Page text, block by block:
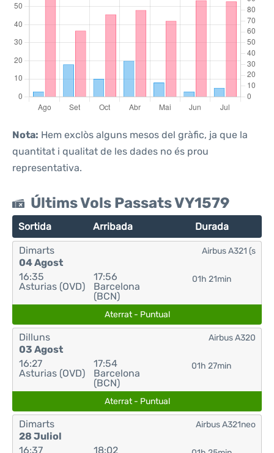
Nota: Hem exclòs alguns mesos del gràfic, ja que la
quantitat i qualitat de les dades no és prou
representativa.
Últims Vols Passats VY1579
Sortida Arribada Durada
Dimarts
04 Agost
16:35
Asturias (OVD)
17:56
Barcelona
(BCN)
01h 21min
Airbus A321 (s
Aterrat - Puntual
Dilluns
03 Agost
16:27
Asturias (OVD)
17:54
Barcelona
(BCN)
01h 27min
Airbus A320
Aterrat - Puntual
Dimarts
28 Juliol
16:37
18:02
Airbus A321neo